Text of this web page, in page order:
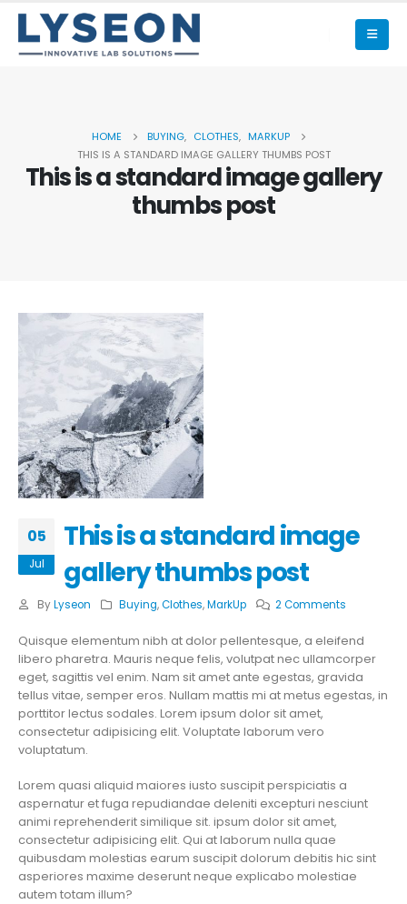
HOME BUYING, CLOTHES, MARKUP
THIS IS A STANDARD IMAGE GALLERY THUMBS POST
This is a standard image gallery
thumbs post
05
Jul
This is a standard image
gallery thumbs post
By Lyseon Buying,Clothes,MarkUp 2 Comments
Quisque elementum nibh at dolor pellentesque, a eleifend
libero pharetra. Mauris neque felis, volutpat nec ullamcorper
eget, sagittis vel enim. Nam sit amet ante egestas, gravida
tellus vitae, semper eros. Nullam mattis mi at metus egestas, in
porttitor lectus sodales. Lorem ipsum dolor sit amet,
consectetur adipisicing elit. Voluptate laborum vero
voluptatum.
Lorem quasi aliquid maiores iusto suscipit perspiciatis a
aspernatur et fuga repudiandae deleniti excepturi nesciunt
animi reprehenderit similique sit. ipsum dolor sit amet,
consectetur adipisicing elit. Qui at laborum nulla quae
quibusdam molestias earum suscipit dolorum debitis hic sint
asperiores maxime deserunt neque explicabo molestiae
autem totam illum?